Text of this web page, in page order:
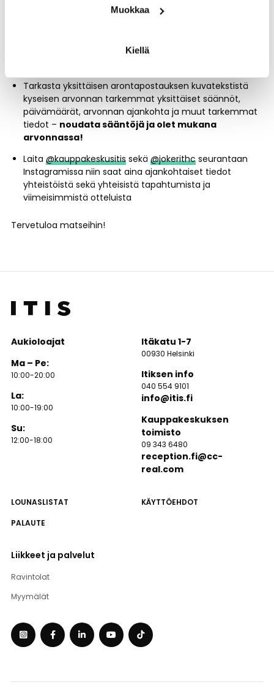
Muokkaa
Kiellä
Näin osallistut arvontoihin
arvontapostaus – kuvan päältä löytyy teksti:
Tarkasta yksittäisen arontapostauksen kuvatekstistä
kyseisen arvonnan tarkemmat yksittäiset säännöt,
päivämäärät, arvonnan ajankohta ja muut tarkemmat
tiedot – noudata sääntöjä ja olet mukana
arvonnassa!
Laita @kauppakeskusitissekä @jokerithcseurantaan
Instagramissa niin saat aina ajankohtaiset tiedot
yhteistöistä sekä yhteisistä tapahtumista ja
viimeisimmistä otteluista
Tervetuloa matseihin!
LOUNASLISTAT
KÄYTTÖEHDOT
PALAUTE
Liikkeet ja palvelut
Ravintolat
Myymälät
Aukioloajat
Ma – Pe:
10:00-20:00
La:
10:00-19:00
Su:
12:00-18:00
Itäkatu 1-7
00930 Helsinki
Itiksen info
040 554 9101
info@itis.fi
Kauppakeskuksen
toimisto
09 343 6480
reception.fi@cc-
real.com